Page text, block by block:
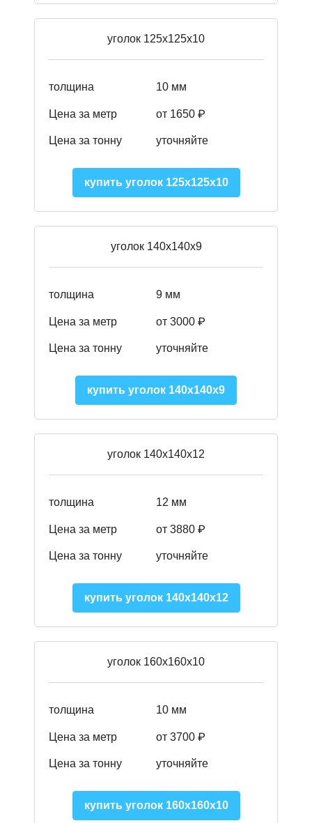
уголок 125х125х10
толщина 10 мм
Цена за метр от 1650 ₽
Цена за тонну уточняйте
купить уголок 125х125х10
уголок 140х140х9
толщина 9 мм
Цена за метр от 3000 ₽
Цена за тонну уточняйте
купить уголок 140х140х9
уголок 140х140х12
толщина 12 мм
Цена за метр от 3880 ₽
Цена за тонну уточняйте
купить уголок 140х140х12
уголок 160х160х10
толщина 10 мм
Цена за метр от 3700 ₽
Цена за тонну уточняйте
купить уголок 160х160х10